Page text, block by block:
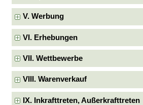
V. Werbung
VI. Erhebungen
VII. Wettbewerbe
VIII. Warenverkauf
IX. Inkrafttreten, Außerkrafttreten